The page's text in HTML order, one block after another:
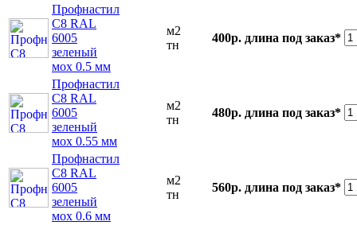
Профнастил
С8 RAL
6005
зеленый
мох 0.5 мм
м2
тн
400р. длина под заказ*
Профнастил
С8 RAL
6005
зеленый
мох 0.55 мм
м2
тн
480р. длина под заказ*
Профнастил
С8 RAL
6005
зеленый
мох 0.6 мм
м2
тн
560р. длина под заказ*